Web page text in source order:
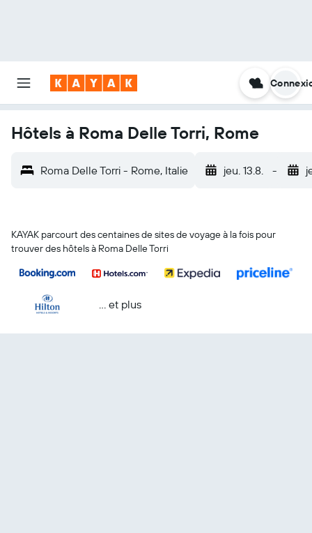
Hôtels à Roma Delle Torri, Rome
Roma Delle Torri - Rome, Italie jeu. 13.8. -
KAYAK parcourt des centaines de sites de voyage à la fois pour
trouver des hôtels à Roma Delle Torri
… et plus